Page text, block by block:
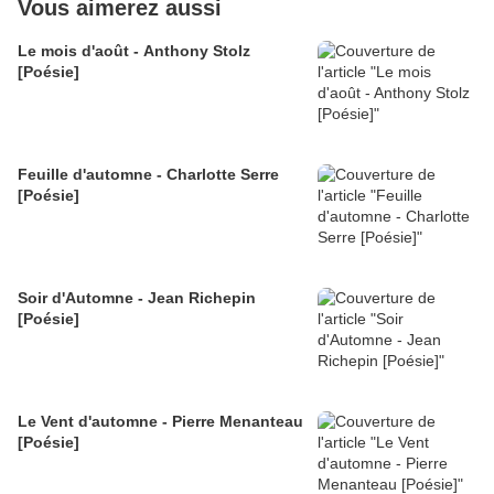
Vous aimerez aussi
Le mois d'août - Anthony Stolz
[Poésie]
Feuille d'automne - Charlotte Serre
[Poésie]
Soir d'Automne - Jean Richepin
[Poésie]
Le Vent d'automne - Pierre Menanteau
[Poésie]